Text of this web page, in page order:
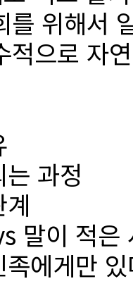
를 위해서
적으로 자
과정
말이 적은
에게만